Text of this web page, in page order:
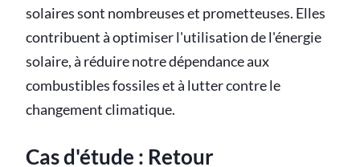
solaires sont nombreuses et prometteuses. Elles
contribuent à optimiser l'utilisation de l'énergie
solaire, à réduire notre dépendance aux
combustibles fossiles et à lutter contre le
changement climatique.
Cas d'étude : Retour